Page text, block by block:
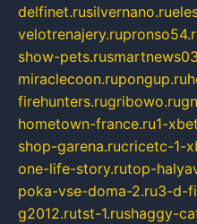
delfinet.rusilvernano.ru
velotrenajery.ru
show-pets.ru
miraclecoon.rupongup.ru
firehunters.rugribowo.ru
hometown-france.ru1-
shop-garena.rucricetc-1-
one-life-story.rutop-
poka-vse-doma-2.ru3-d-
g2012.rutst-1.rushaggy-